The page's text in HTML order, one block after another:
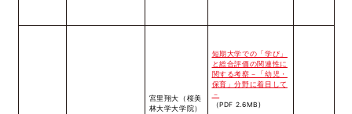
宮里翔大（桜美
林大学大学院）
短期大学での「学び」
と総合評価の関連性に
関する考察－「幼児・
保育」分野に着目して
－
（PDF 2.6MB)